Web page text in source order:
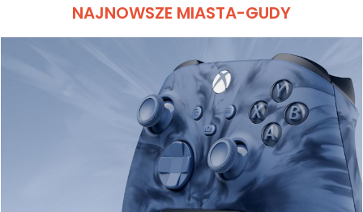
NAJNOWSZE MIASTA-GUDY